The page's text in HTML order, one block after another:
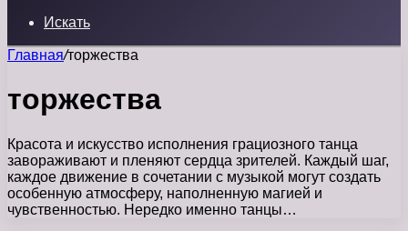
Искать
Главная/торжества
торжества
Красота и искусство исполнения грациозного танца
завораживают и пленяют сердца зрителей. Каждый шаг,
каждое движение в сочетании с музыкой могут создать
особенную атмосферу, наполненную магией и
чувственностью. Нередко именно танцы…